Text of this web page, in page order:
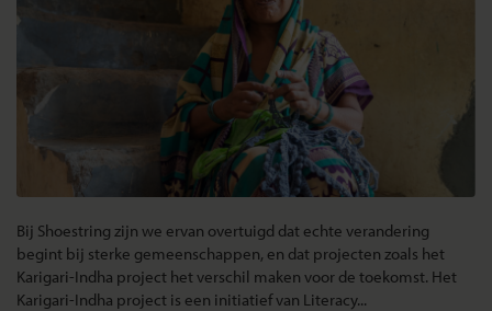
Bij Shoestring zijn we ervan overtuigd dat echte verandering
begint bij sterke gemeenschappen, en dat projecten zoals het
Karigari-Indha project het verschil maken voor de toekomst. Het
Karigari-Indha project is een initiatief van Literacy...